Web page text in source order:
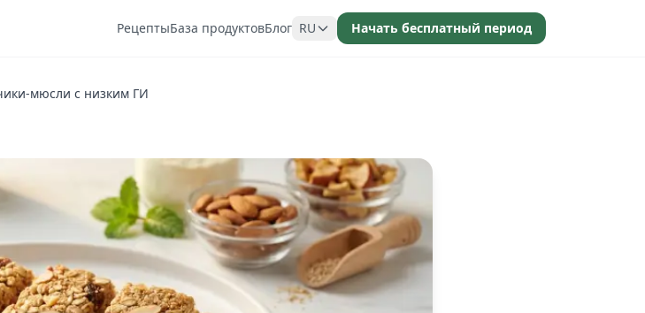
РецептыБаза продуктовБлог RU Начать бесплатный период
мюсли с низким ГИ